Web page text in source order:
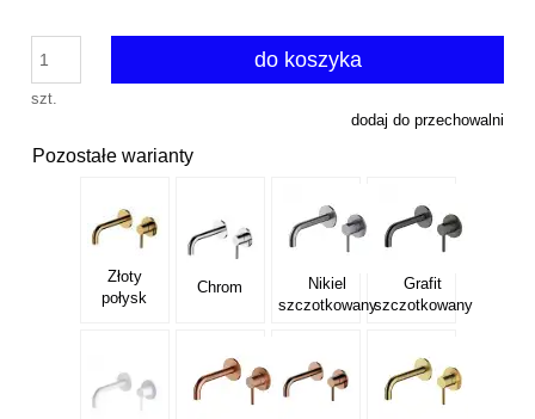
szt.
do koszyka
dodaj do przechowalni
Pozostałe warianty
Złoty
połysk
Chrom
Nikiel
szczotkowany
Grafit
szczotkowany